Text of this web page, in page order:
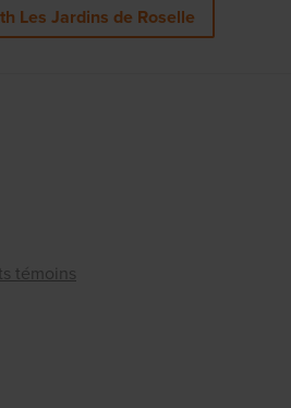
Les Jardins de Roselle
témoins